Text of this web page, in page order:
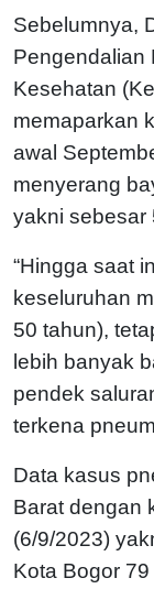
Sebelumnya,
Pengendalian
Kesehatan
memaparkan
awal
menyerang
yakni sebesar
“Hingga saat
keseluruhan
50 tahun),
lebih banyak
pendek
terkena
Data kasus
Barat dengan
(6/9/2023)
Kota Bogor